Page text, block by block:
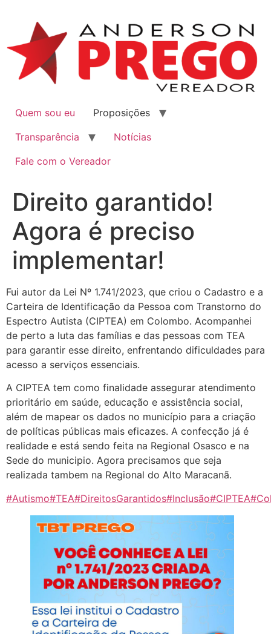
Quem sou eu
Proposições
Transparência
Notícias
Fale com o Vereador
Direito garantido!
Agora é preciso
implementar!
Fui autor da Lei Nº 1.741/2023, que criou o Cadastro e a
Carteira de Identificação da Pessoa com Transtorno do
Espectro Autista (CIPTEA) em Colombo. Acompanhei
de perto a luta das famílias e das pessoas com TEA
para garantir esse direito, enfrentando dificuldades para
acesso a serviços essenciais.
A CIPTEA tem como finalidade assegurar atendimento
prioritário em saúde, educação e assistência social,
além de mapear os dados no município para a criação
de políticas públicas mais eficazes. A confecção já é
realidade e está sendo feita na Regional Osasco e na
Sede do municipio. Agora precisamos que seja
realizada tambem na Regional do Alto Maracanã.
#Autismo#TEA#DireitosGarantidos#Inclusão#CIPTEA